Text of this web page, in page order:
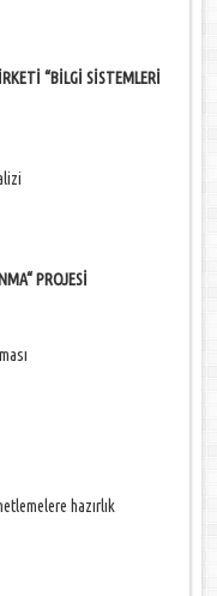
“BİLGİ SİSTEMLERİ
PROJESİ
hazırlık